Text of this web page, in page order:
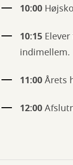
10:00
10:15
indimellem.
11:00Årets
12:00